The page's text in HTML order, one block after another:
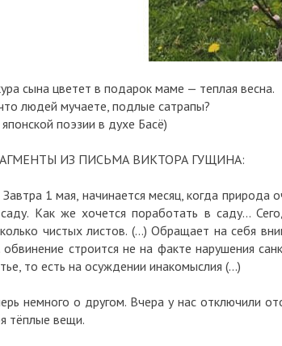
сына цветет в подарок маме — теплая весна.
людей мучаете, подлые сатрапы?
поэзии в духе Басё)
ИЗ ПИСЬМА ВИКТОРА ГУЩИНА:
1 мая, начинается месяц, когда природа
Как же хочется поработать в саду…
чистых листов. (…) Обращает на себя
обвинение строится не на факте нарушения
то есть на осуждении инакомыслия (…)
немного о другом. Вчера у нас отключили
тёплые вещи.